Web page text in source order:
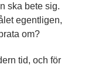
ska bete sig.
egentligen,
om?
tid, och för